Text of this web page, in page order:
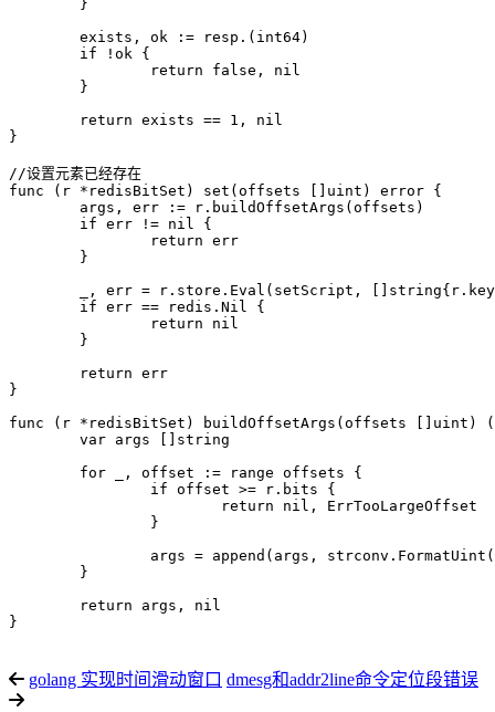
}
//设置元素已经存在
func (r *redisBitSet) set(offsets []uint) error {
}
func (r *redisBitSet) buildOffsetArgs(offsets
}
golang 实现时间滑动窗口 dmesg和addr2line命令定位段错误